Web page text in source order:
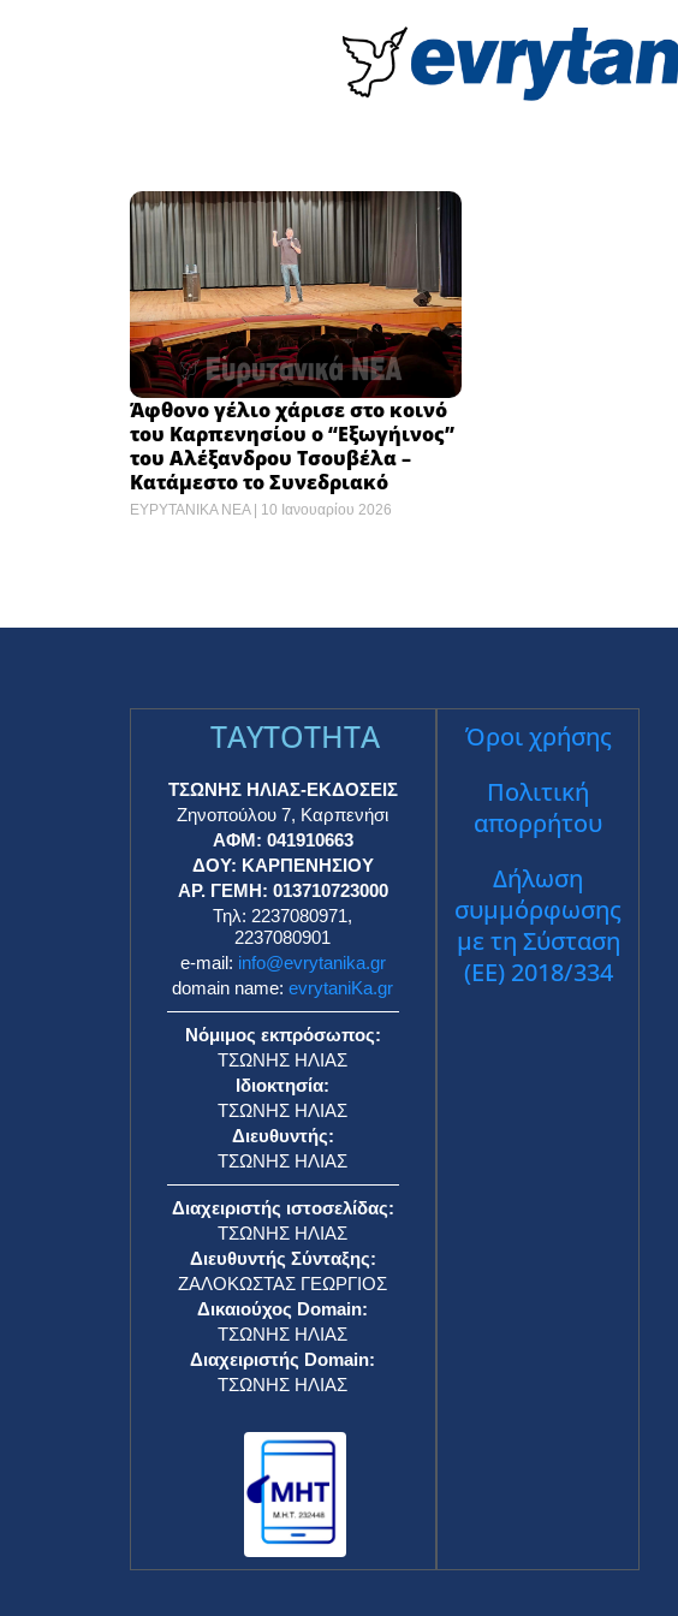
Άφθονο γέλιο χάρισε στο κοινό
του Καρπενησίου ο “Εξωγήινος”
του Αλέξανδρου Τσουβέλα –
Κατάμεστο το Συνεδριακό
ΕΥΡΥΤΑΝΙΚΑ ΝΕΑ 10 Ιανουαρίου 2026
TAYTOTHTA
ΤΣΩΝΗΣ ΗΛΙΑΣ-ΕΚΔΟΣΕΙΣ
Ζηνοπούλου 7, Καρπενήσι
ΑΦΜ: 041910663
ΔΟΥ: ΚΑΡΠΕΝΗΣΙΟΥ
ΑΡ. ΓΕΜΗ: 013710723000
Τηλ: 2237080971,
2237080901
e-mail: info@evrytanika.gr
domain name:evrytaniKa.gr
Νόμιμος εκπρόσωπος:
ΤΣΩΝΗΣ ΗΛΙΑΣ
Ιδιοκτησία:
ΤΣΩΝΗΣ ΗΛΙΑΣ
Διευθυντής:
ΤΣΩΝΗΣ ΗΛΙΑΣ
Διαχειριστής ιστοσελίδας:
ΤΣΩΝΗΣ ΗΛΙΑΣ
Διευθυντής Σύνταξης:
ΖΑΛΟΚΩΣΤΑΣ ΓΕΩΡΓΙΟΣ
Δικαιούχος Domain:
ΤΣΩΝΗΣ ΗΛΙΑΣ
Διαχειριστής Domain:
ΤΣΩΝΗΣ ΗΛΙΑΣ
Όροι χρήσης
Πολιτική
απορρήτου
Δήλωση
συμμόρφωσης
με τη Σύσταση
(ΕΕ) 2018/334